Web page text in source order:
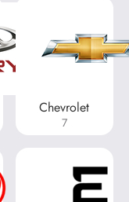
Chevrolet
7